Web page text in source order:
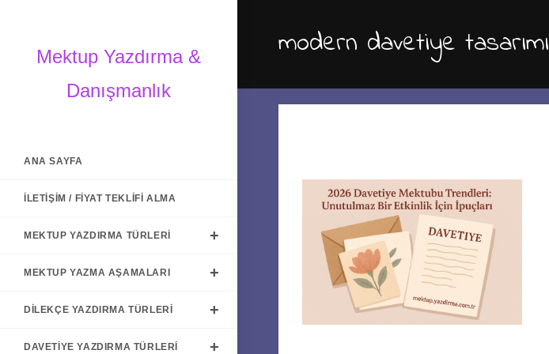
Mektup Yazdırma &
Danışmanlık
ANA SAYFA
İLETIŞIM / FIYAT TEKLIFI ALMA
MEKTUP YAZDIRMA TÜRLERI
MEKTUP YAZMA AŞAMALARI
DILEKÇE YAZDIRMA TÜRLERI
DAVETIYE YAZDIRMA TÜRLERI
modern davetiye tasarımı